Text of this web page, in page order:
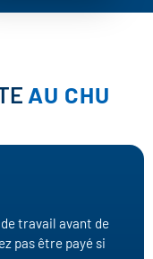
AU CHU
travail avant de
pas être payé si